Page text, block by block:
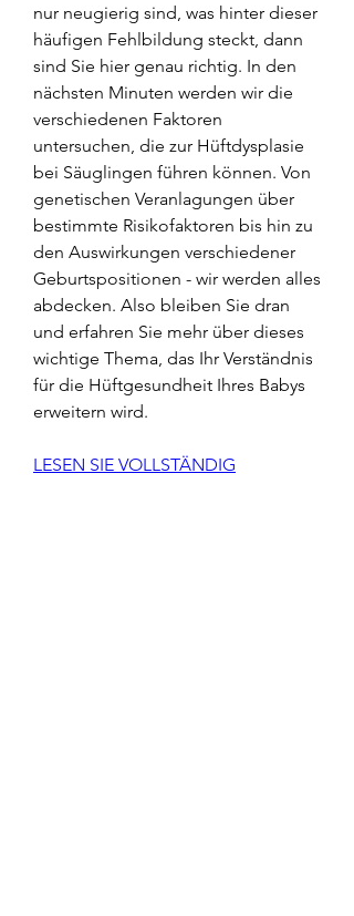
nur neugierig sind, was hinter dieser
häufigen Fehlbildung steckt, dann
sind Sie hier genau richtig. In den
nächsten Minuten werden wir die
verschiedenen Faktoren
untersuchen, die zur Hüftdysplasie
bei Säuglingen führen können. Von
genetischen Veranlagungen über
bestimmte Risikofaktoren bis hin zu
den Auswirkungen verschiedener
Geburtspositionen - wir werden alles
abdecken. Also bleiben Sie dran
und erfahren Sie mehr über dieses
wichtige Thema, das Ihr Verständnis
für die Hüftgesundheit Ihres Babys
erweitern wird.
LESEN SIE VOLLSTÄNDIG